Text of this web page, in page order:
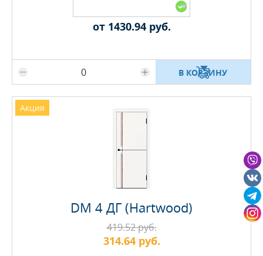
В КОРЗИНУ
от 1430.94 руб.
Акция
DM 4 ДГ (Hartwood)
419.52 руб.
314.64 руб.